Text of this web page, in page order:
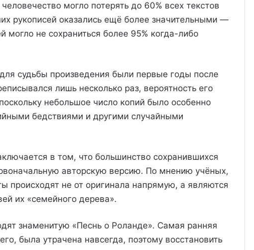
могло потерять до 60% всех текстов
рукописей оказались ещё более значительными —
могло не сохраниться более 95% когда-либо
судьбы произведения были первые годы после
лишь несколько раз, вероятность его
небольшое число копий было особенно
бедствиями и другими случайными
в том, что большинство сохранившихся
авторскую версию. По мнению учёных,
происходят не от оригинала напрямую, а являются
их «семейного дерева».
знаменитую «Песнь о Роланде». Самая ранняя
была утрачена навсегда, поэтому восстановить